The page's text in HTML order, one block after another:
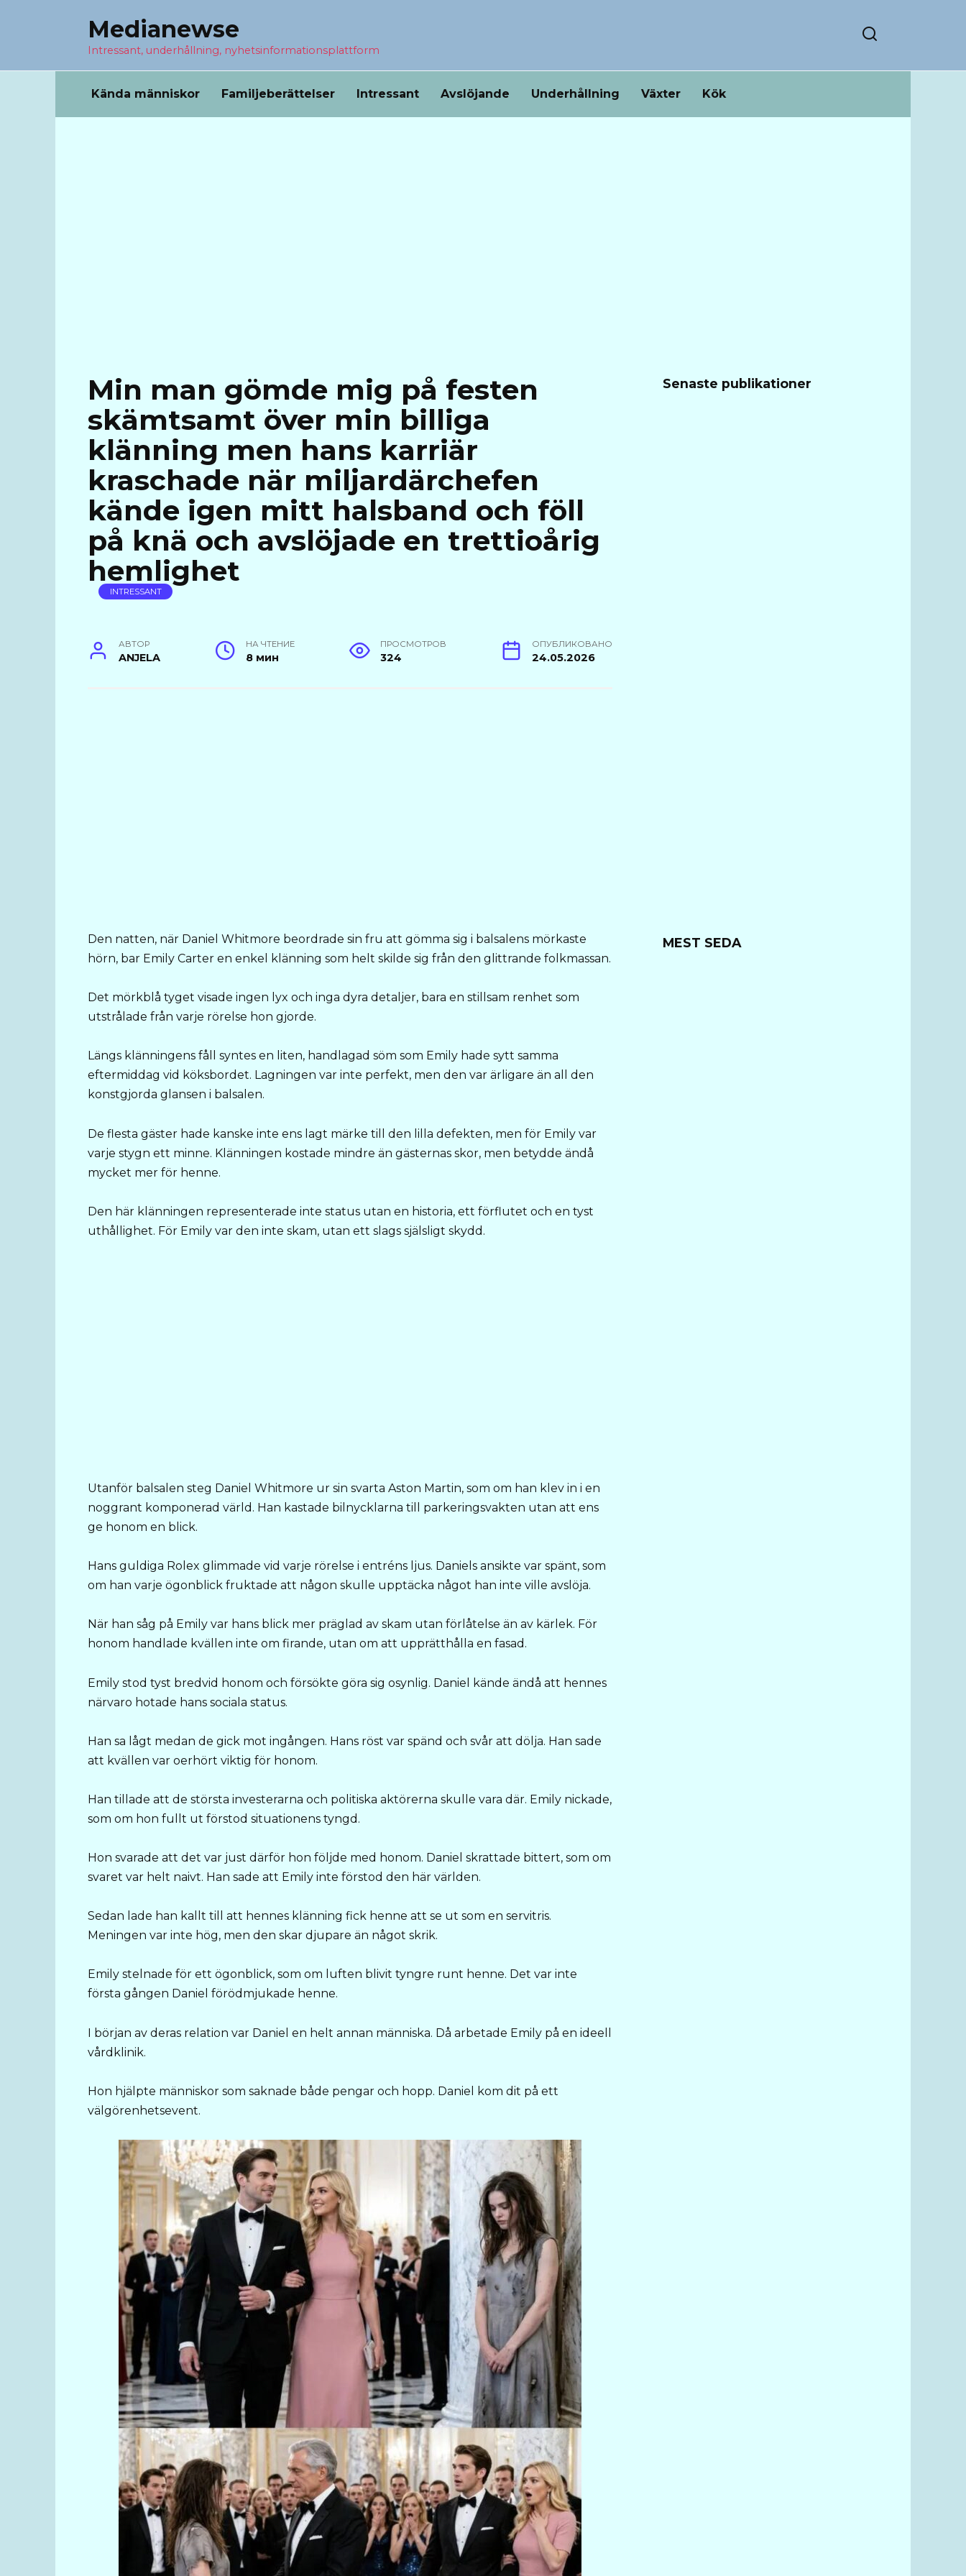
Medianewse
Intressant, underhållning, nyhetsinformationsplattform
Kända människor Familjeberättelser Intressant Avslöjande Underhållning Växter Kök
Min man gömde mig på festen
skämtsamt över min billiga
klänning men hans karriär
kraschade när miljardärchefen
kände igen mitt halsband och föll
på knä och avslöjade en trettioårig
hemlighet
INTRESSANT
АВТОР
ANJELA
НА ЧТЕНИЕ
8 мин
ПРОСМОТРОВ
324
ОПУБЛИКОВАНО
24.05.2026
Den natten, när Daniel Whitmore beordrade sin fru att gömma sig i balsalens mörkaste
hörn, bar Emily Carter en enkel klänning som helt skilde sig från den glittrande folkmassan.
Det mörkblå tyget visade ingen lyx och inga dyra detaljer, bara en stillsam renhet som
utstrålade från varje rörelse hon gjorde.
Längs klänningens fåll syntes en liten, handlagad söm som Emily hade sytt samma
eftermiddag vid köksbordet. Lagningen var inte perfekt, men den var ärligare än all den
konstgjorda glansen i balsalen.
De flesta gäster hade kanske inte ens lagt märke till den lilla defekten, men för Emily var
varje stygn ett minne. Klänningen kostade mindre än gästernas skor, men betydde ändå
mycket mer för henne.
Den här klänningen representerade inte status utan en historia, ett förflutet och en tyst
uthållighet. För Emily var den inte skam, utan ett slags själsligt skydd.
Utanför balsalen steg Daniel Whitmore ur sin svarta Aston Martin, som om han klev in i en
noggrant komponerad värld. Han kastade bilnycklarna till parkeringsvakten utan att ens
ge honom en blick.
Hans guldiga Rolex glimmade vid varje rörelse i entréns ljus. Daniels ansikte var spänt, som
om han varje ögonblick fruktade att någon skulle upptäcka något han inte ville avslöja.
När han såg på Emily var hans blick mer präglad av skam utan förlåtelse än av kärlek. För
honom handlade kvällen inte om firande, utan om att upprätthålla en fasad.
Emily stod tyst bredvid honom och försökte göra sig osynlig. Daniel kände ändå att hennes
närvaro hotade hans sociala status.
Han sa lågt medan de gick mot ingången. Hans röst var spänd och svår att dölja. Han sade
att kvällen var oerhört viktig för honom.
Han tillade att de största investerarna och politiska aktörerna skulle vara där. Emily nickade,
som om hon fullt ut förstod situationens tyngd.
Hon svarade att det var just därför hon följde med honom. Daniel skrattade bittert, som om
svaret var helt naivt. Han sade att Emily inte förstod den här världen.
Sedan lade han kallt till att hennes klänning fick henne att se ut som en servitris.
Meningen var inte hög, men den skar djupare än något skrik.
Emily stelnade för ett ögonblick, som om luften blivit tyngre runt henne. Det var inte
första gången Daniel förödmjukade henne.
I början av deras relation var Daniel en helt annan människa. Då arbetade Emily på en ideell
vårdklinik.
Hon hjälpte människor som saknade både pengar och hopp. Daniel kom dit på ett
välgörenhetsevent.
Senaste publikationer
MEST SEDA